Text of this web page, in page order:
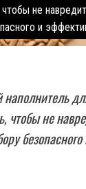
не
и
наполнитель
чтобы не